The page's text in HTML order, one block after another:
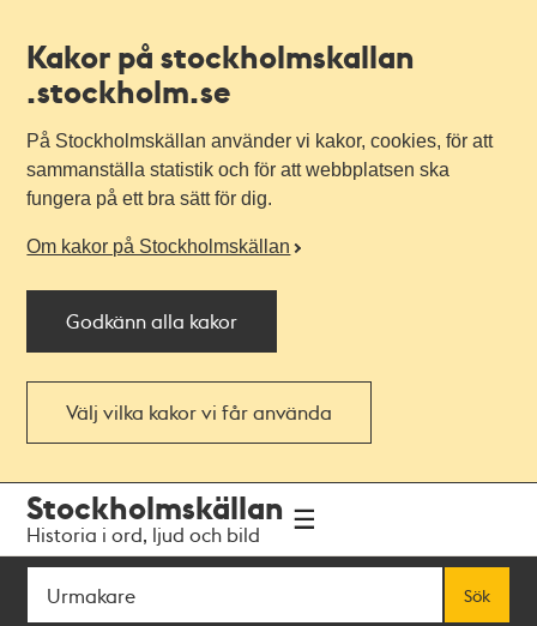
Kakor på stockholmskallan
.stockholm.se
På Stockholmskällan använder vi kakor, cookies, för att
sammanställa statistik och för att webbplatsen ska
fungera på ett bra sätt för dig.
Om kakor på Stockholmskällan
Godkänn alla kakor
Välj vilka kakor vi får använda
navigationen
huvudinnehållet
Stockholmskällan
Historia i ord, ljud och bild
Sök
Sök